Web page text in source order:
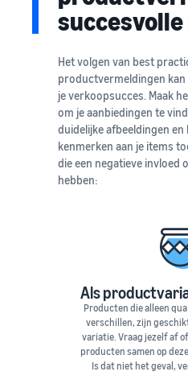
Het volgen van best
productvermeldingen
je verkoopsucces. Maak
om je aanbiedingen te
duidelijke afbeeldingen
kenmerken aan je items
die een negatieve invloed
hebben:
Als
Producten die alleen
verschillen, zijn
variatie. Vraag jezelf af
producten samen op
Is dat niet het geval,